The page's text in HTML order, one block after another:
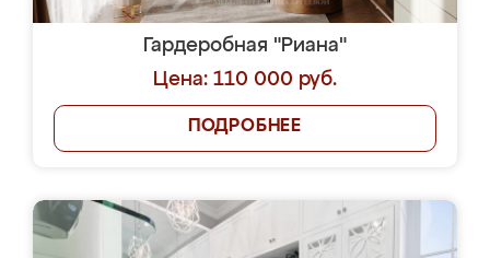
Гардеробная "Риана"
Цена: 110 000 руб.
ПОДРОБНЕЕ